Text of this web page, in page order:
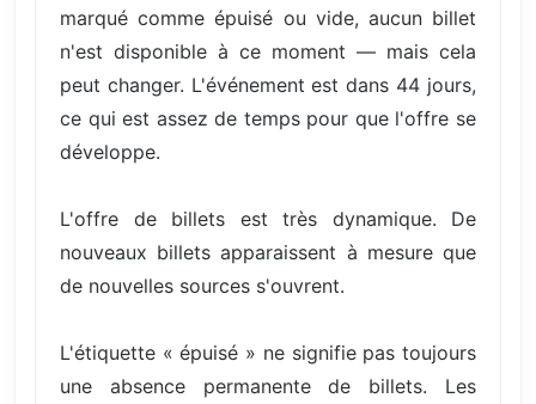
marqué comme épuisé ou vide, aucun billet
n'est disponible à ce moment — mais cela
peut changer. L'événement est dans 44 jours,
ce qui est assez de temps pour que l'offre se
développe.
L'offre de billets est très dynamique. De
nouveaux billets apparaissent à mesure que
de nouvelles sources s'ouvrent.
L'étiquette « épuisé » ne signifie pas toujours
une absence permanente de billets. Les